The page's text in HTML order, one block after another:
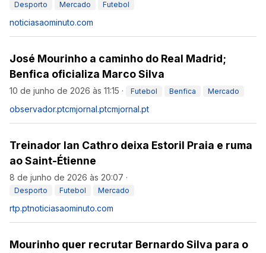
Desporto Mercado Futebol
noticiasaominuto.com
José Mourinho a caminho do Real Madrid;
Benfica oficializa Marco Silva
10 de junho de 2026 às 11:15 · Futebol Benfica Mercado
observador.ptcmjornal.ptcmjornal.pt
Treinador Ian Cathro deixa Estoril Praia e ruma
ao Saint-Étienne
8 de junho de 2026 às 20:07 ·
Desporto Futebol Mercado
rtp.ptnoticiasaominuto.com
Mourinho quer recrutar Bernardo Silva para o